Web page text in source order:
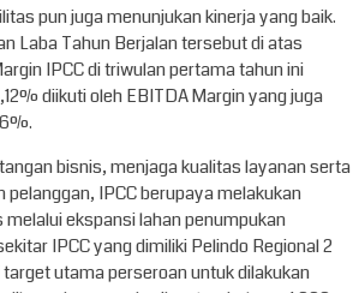
pun juga menunjukan kinerja yang baik.
Laba Tahun Berjalan tersebut di atas
IPCC di triwulan pertama tahun ini
diikuti oleh EBITDA Margin yang juga
bisnis, menjaga kualitas layanan serta
IPCC berupaya melakukan
ekspansi lahan penumpukan
IPCC yang dimiliki Pelindo Regional 2
utama perseroan untuk dilakukan